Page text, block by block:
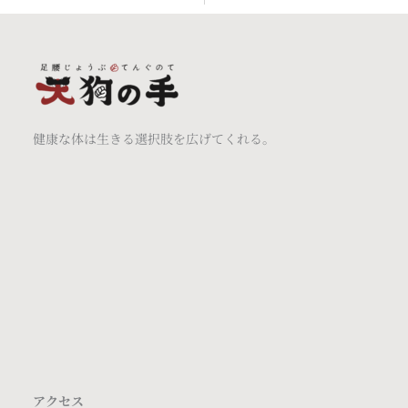
健康な体は生きる選択肢を広げてくれる。
アクセス